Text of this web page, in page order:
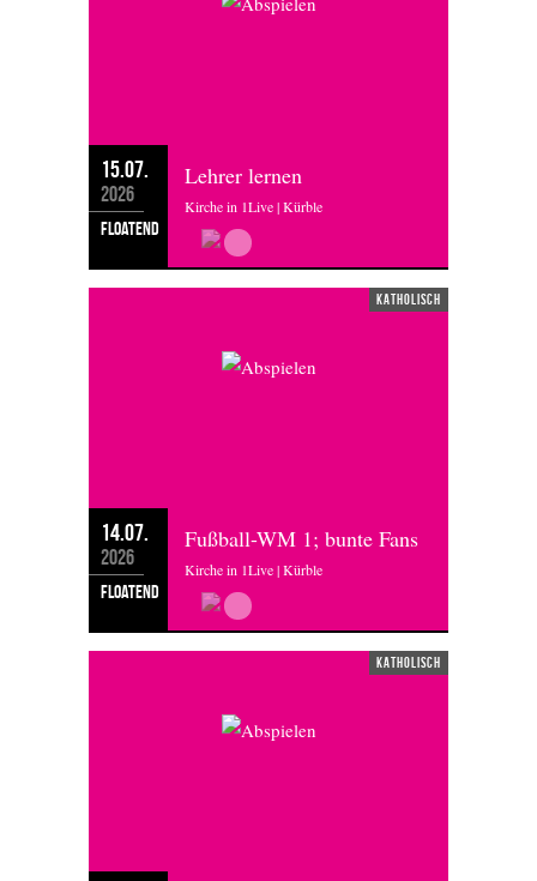
15.07.
2026
floatend
Lehrer lernen
Kirche in 1Live | Kürble
katholisch
14.07.
2026
floatend
Fußball-WM 1; bunte Fans
Kirche in 1Live | Kürble
katholisch